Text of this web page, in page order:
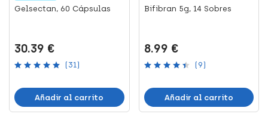
Gelsectan, 60 Cápsulas
30.39 €
(31)
Añadir al carrito
Bifibran 5g, 14 Sobres
8.99 €
(9)
Añadir al carrito